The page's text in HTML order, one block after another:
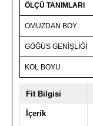
ÖLÇÜ TANIMLARI
OMUZDAN BOY
GÖĞÜS GENİŞLİĞİ
KOL BOYU
Fit Bilgisi
İçerik